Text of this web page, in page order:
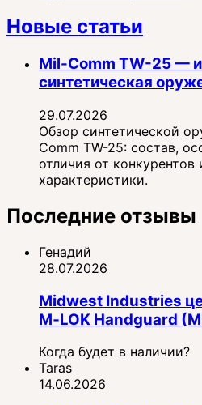
Новые статьи
Mil-Comm TW-25 —
синтетическая
29.07.2026
Обзор синтетической
Comm TW-25: состав,
отличия от
характеристики.
Последние отзывы
Генадий
28.07.2026
Midwest Industries
M‑LOK Handguard
Когда будет в наличии?
Taras
14.06.2026